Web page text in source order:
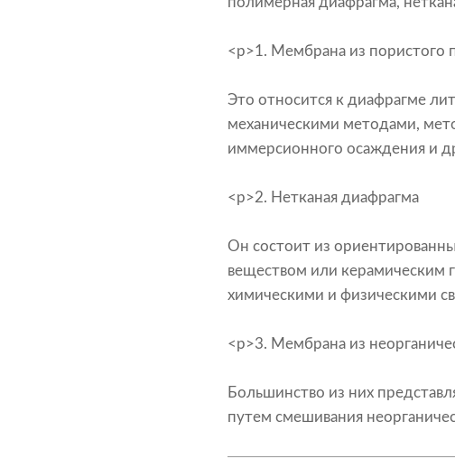
<р>1. Мембрана из пористого
Это относится к диафрагме
механическими методами,
иммерсионного осаждения и
<р>2. Нетканая диафрагма
Он состоит из
веществом или керамическим
химическими и физическими
<р>3. Мембрана из
Большинство из них
путем смешивания